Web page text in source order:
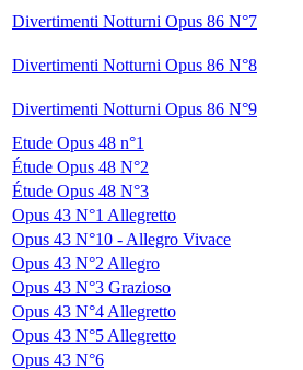
Divertimenti Notturni Opus 86 N°7
Divertimenti Notturni Opus 86 N°8
Divertimenti Notturni Opus 86 N°9
Etude Opus 48 n°1
Étude Opus 48 N°2
Étude Opus 48 N°3
Opus 43 N°1 Allegretto
Opus 43 N°10 - Allegro Vivace
Opus 43 N°2 Allegro
Opus 43 N°3 Grazioso
Opus 43 N°4 Allegretto
Opus 43 N°5 Allegretto
Opus 43 N°6